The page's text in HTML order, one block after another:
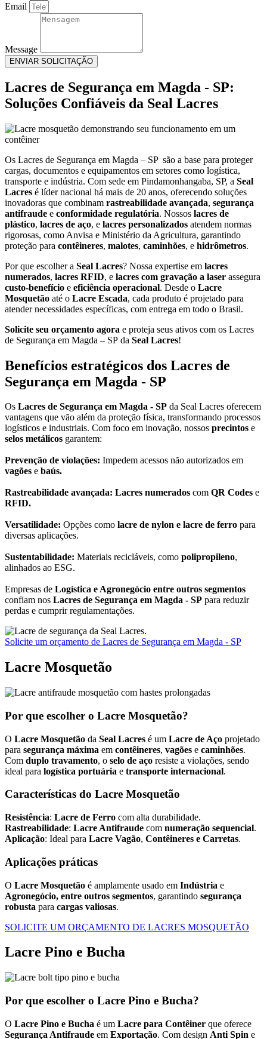
Email
Message
ENVIAR SOLICITAÇÃO
Lacres de Segurança em Magda - SP:
Soluções Confiáveis da Seal Lacres
Os Lacres de Segurança em Magda – SP são a base para proteger
cargas, documentos e equipamentos em setores como logística,
transporte e indústria. Com sede em Pindamonhangaba, SP, a Seal
Lacres é líder nacional há mais de 20 anos, oferecendo soluções
inovadoras que combinam rastreabilidade avançada, segurança
antifraude e conformidade regulatória. Nossos lacres de
plástico, lacres de aço, e lacres personalizados atendem normas
rigorosas, como Anvisa e Ministério da Agricultura, garantindo
proteção para contêineres, malotes, caminhões, e hidrômetros.
Por que escolher a Seal Lacres? Nossa expertise em lacres
numerados, lacres RFID, e lacres com gravação a laser assegura
custo-benefício e eficiência operacional. Desde o Lacre
Mosquetão até o Lacre Escada, cada produto é projetado para
atender necessidades específicas, com entrega em todo o Brasil.
Solicite seu orçamento agora e proteja seus ativos com os Lacres
de Segurança em Magda – SP da Seal Lacres!
Benefícios estratégicos dos Lacres de
Segurança em Magda - SP
Os Lacres de Segurança em Magda - SP da Seal Lacres oferecem
vantagens que vão além da proteção física, transformando processos
logísticos e industriais. Com foco em inovação, nossos precintos e
selos metálicos garantem:
Prevenção de violações: Impedem acessos não autorizados em
vagões e baús.
Rastreabilidade avançada: Lacres numerados com QR Codes e
RFID.
Versatilidade: Opções como lacre de nylon e lacre de ferro para
diversas aplicações.
Sustentabilidade: Materiais recicláveis, como polipropileno,
alinhados ao ESG.
Empresas de Logística e Agronegócio entre outros segmentos
confiam nos Lacres de Segurança em Magda - SP para reduzir
perdas e cumprir regulamentações.
Solicite um orçamento de Lacres de Segurança em Magda - SP
Lacre Mosquetão
Por que escolher o Lacre Mosquetão?
O Lacre Mosquetão da Seal Lacres é um Lacre de Aço projetado
para segurança máxima em contêineres, vagões e caminhões.
Com duplo travamento, o selo de aço resiste a violações, sendo
ideal para logística portuária e transporte internacional.
Características do Lacre Mosquetão
Resistência: Lacre de Ferro com alta durabilidade.
Rastreabilidade: Lacre Antifraude com numeração sequencial.
Aplicação: Ideal para Lacre Vagão, Contêineres e Carretas.
Aplicações práticas
O Lacre Mosquetão é amplamente usado em Indústria e
Agronegócio, entre outros segmentos, garantindo segurança
robusta para cargas valiosas.
SOLICITE UM ORÇAMENTO DE LACRES MOSQUETÃO
Lacre Pino e Bucha
Por que escolher o Lacre Pino e Bucha?
O Lacre Pino e Bucha é um Lacre para Contêiner que oferece
Segurança Antifraude em Exportação. Com design Anti Spin e